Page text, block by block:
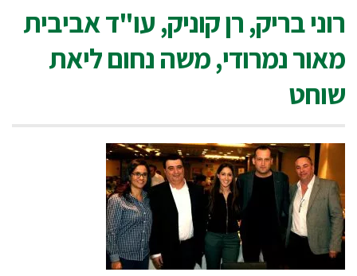
רוני בריק, רן קוניק, עו"ד אביבית
מאור נמרודי, משה נחום ליאת
שוחט